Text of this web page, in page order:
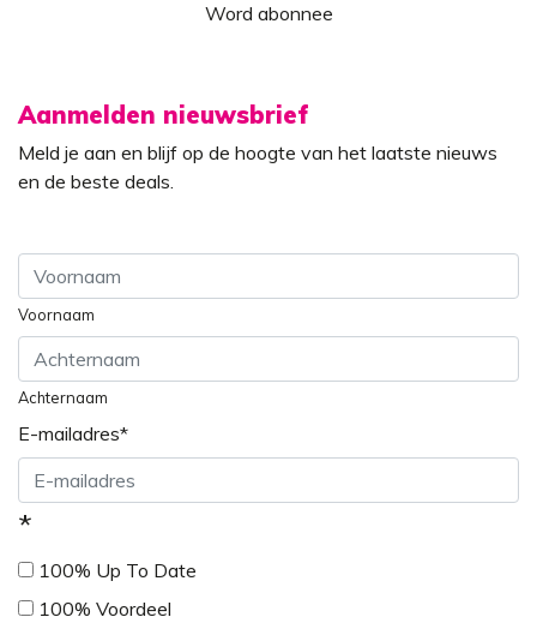
Word abonnee
Aanmelden nieuwsbrief
Meld je aan en blijf op de hoogte van het laatste nieuws
en de beste deals.
Voornaam
Achternaam
E-mailadres*
*
100% Up To Date
100% Voordeel